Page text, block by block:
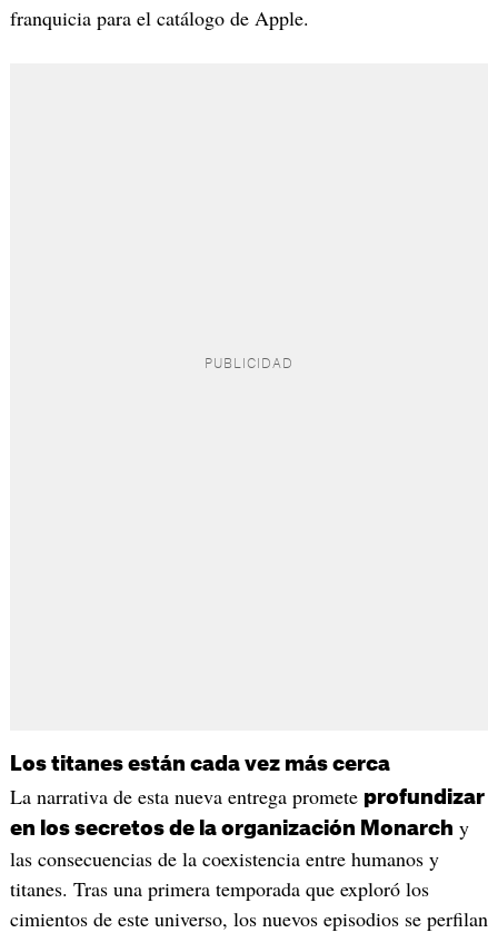
franquicia para el catálogo de Apple.
Los titanes están cada vez más cerca
La narrativa de esta nueva entrega promete profundizar
en los secretos de la organización Monarch y
las consecuencias de la coexistencia entre humanos y
titanes. Tras una primera temporada que exploró los
cimientos de este universo, los nuevos episodios se perfilan